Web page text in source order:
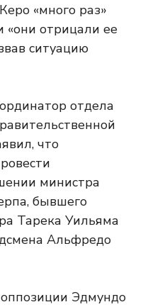
«много раз»
«они отрицали ее
ситуацию
отдела
что
министра
бывшего
Тарека Уильяма
Альфредо
Эдмундо